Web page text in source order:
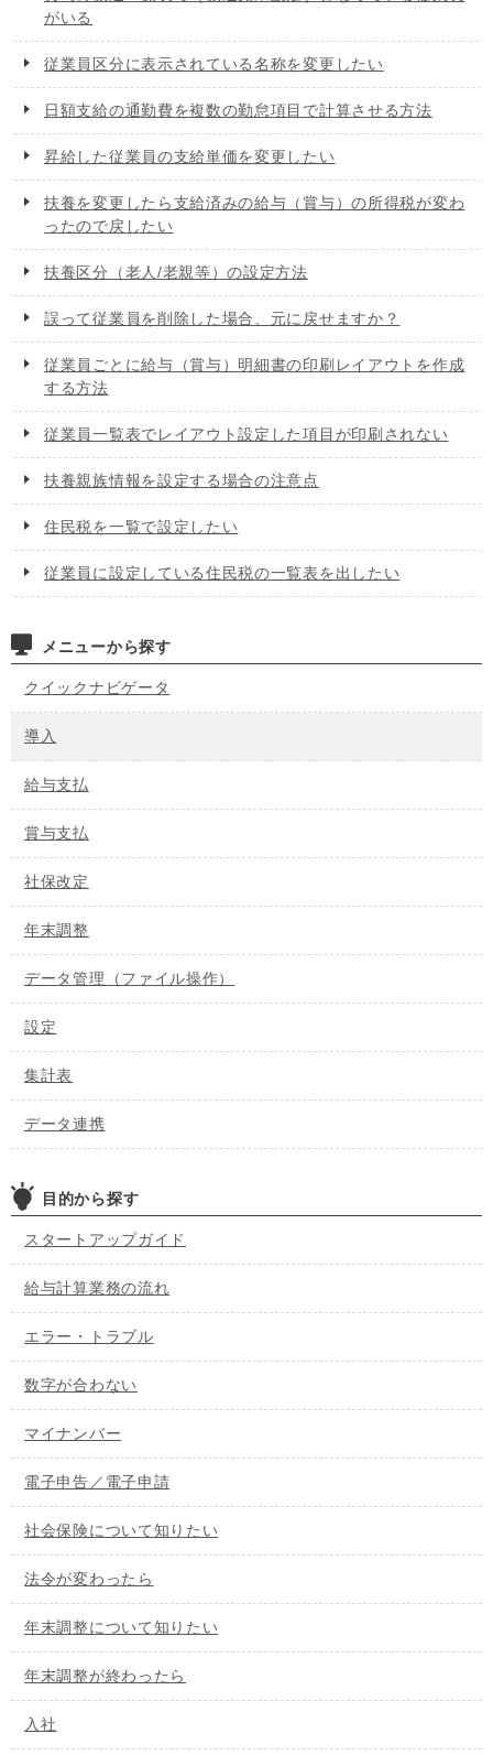
がいる
従業員区分に表示されている名称を変更したい
日額支給の通勤費を複数の勤怠項目で計算させる方法
昇給した従業員の支給単価を変更したい
扶養を変更したら支給済みの給与（賞与）の所得税が変わ
ったので戻したい
扶養区分（老人/老親等）の設定方法
誤って従業員を削除した場合、元に戻せますか？
従業員ごとに給与（賞与）明細書の印刷レイアウトを作成
する方法
従業員一覧表でレイアウト設定した項目が印刷されない
扶養親族情報を設定する場合の注意点
住民税を一覧で設定したい
従業員に設定している住民税の一覧表を出したい
メニューから探す
クイックナビゲータ
導入
給与支払
賞与支払
社保改定
年末調整
データ管理（ファイル操作）
設定
集計表
データ連携
目的から探す
スタートアップガイド
給与計算業務の流れ
エラー・トラブル
数字が合わない
マイナンバー
電子申告／電子申請
社会保険について知りたい
法令が変わったら
年末調整について知りたい
年末調整が終わったら
入社